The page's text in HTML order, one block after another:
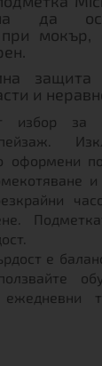
да
мокър,
и
избор за
оформени
е